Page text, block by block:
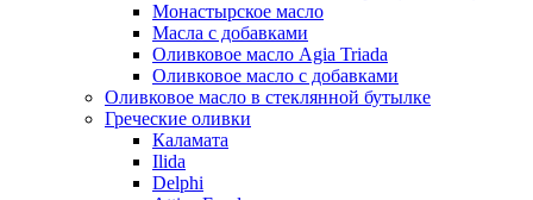
Монастырское масло
Масла с добавками
Оливковое масло Agia Triada
Оливковое масло с добавками
Оливковое масло в стеклянной бутылке
Греческие оливки
Каламата
Ilida
Delphi